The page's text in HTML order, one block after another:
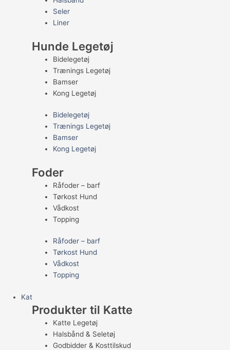
Seler
Liner
Hunde Legetøj
Bidelegetøj
Trænings Legetøj
Bamser
Kong Legetøj
Bidelegetøj
Trænings Legetøj
Bamser
Kong Legetøj
Foder
Råfoder – barf
Tørkost Hund
Vådkost
Topping
Råfoder – barf
Tørkost Hund
Vådkost
Topping
Kat
Produkter til Katte
Katte Legetøj
Halsbånd & Seletøj
Godbidder & Kosttilskud